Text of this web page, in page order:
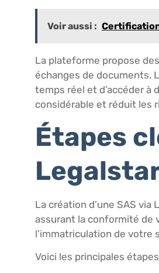
Voir aussi :
La plateforme propose
échanges de documents.
temps réel et d’accéder à
considérable et réduit les
Étapes
La création d’une SAS
assurant la conformité de
l’immatriculation de votre
Voici les principales